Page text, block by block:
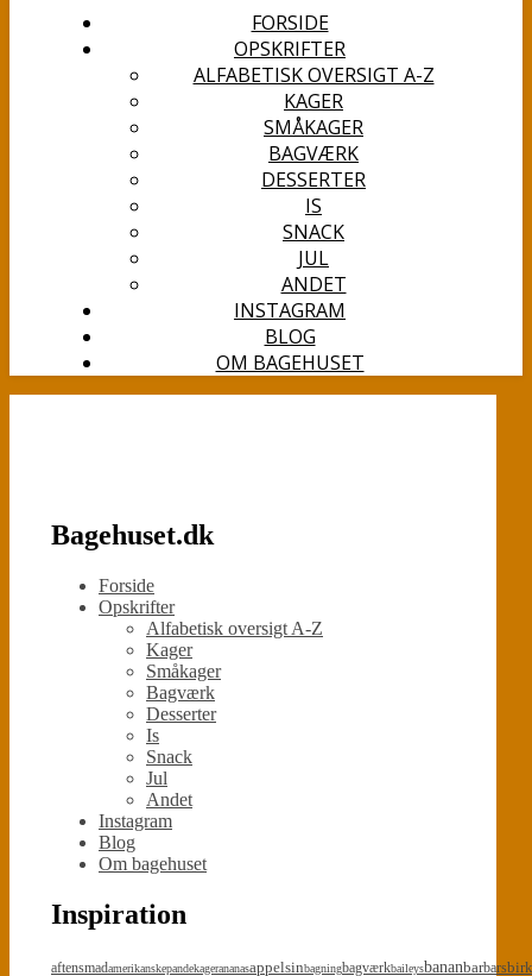
FORSIDE
OPSKRIFTER
ALFABETISK OVERSIGT A-Z
KAGER
SMÅKAGER
BAGVÆRK
DESSERTER
IS
SNACK
JUL
ANDET
INSTAGRAM
BLOG
OM BAGEHUSET
Bagehuset.dk
Forside
Opskrifter
Alfabetisk oversigt A-Z
Kager
Småkager
Bagværk
Desserter
Is
Snack
Jul
Andet
Instagram
Blog
Om bagehuset
Inspiration
aftensmadamerikanskepandekagerananasappelsinbagningbagværkbaileysbananbarbars